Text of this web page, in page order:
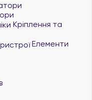
Кріплення та
Елементи